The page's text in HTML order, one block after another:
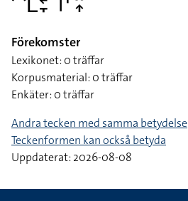
Förekomster
Lexikonet: 0 träffar
Korpusmaterial: 0 träffar
Enkäter: 0 träffar
Andra tecken med samma betydelse
Teckenformen kan också betyda
Uppdaterat: 2026-08-08